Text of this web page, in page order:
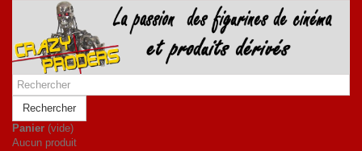
Rechercher
Panier (vide)
Aucun produit